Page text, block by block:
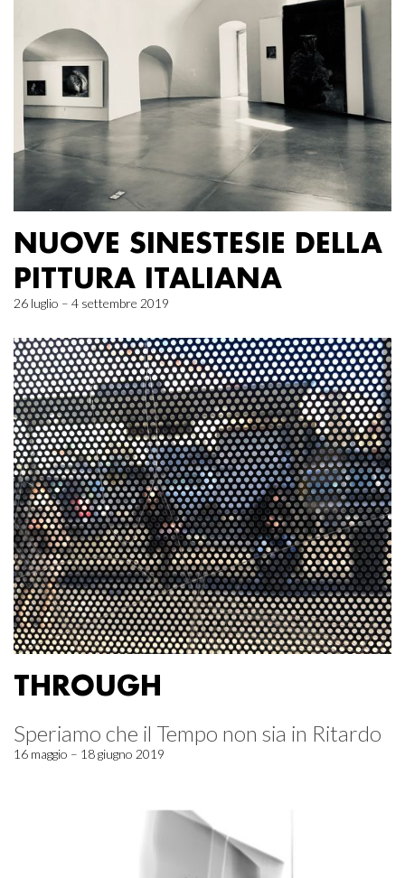
NUOVE SINESTESIE DELLA
PITTURA ITALIANA
26 luglio – 4 settembre 2019
THROUGH
Speriamo che il Tempo non sia in Ritardo
16 maggio – 18 giugno 2019